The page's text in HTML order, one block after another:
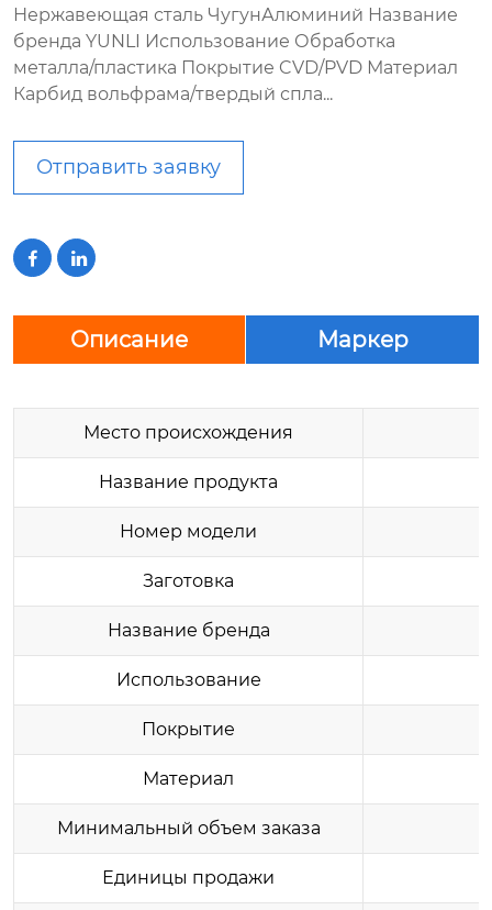
Нержавеющая сталь ЧугунАлюминий Название
бренда YUNLI Использование Обработка
металла/пластика Покрытие CVD/PVD Материал
Карбид вольфрама/твердый спла...
Отправить заявку
 
Описание Маркер
Место происхождения
Название продукта
Номер модели
Заготовка
Название бренда
Использование
Покрытие
Материал
Минимальный объем заказа
Единицы продажи